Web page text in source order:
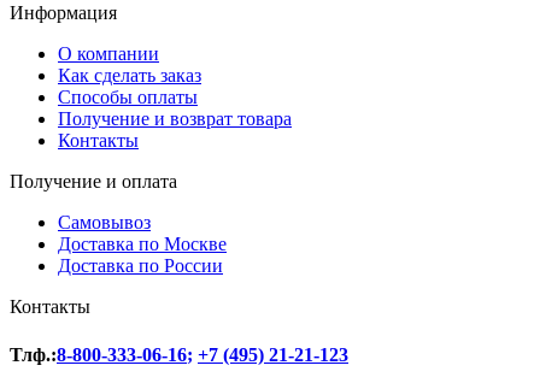
Информация
О компании
Как сделать заказ
Способы оплаты
Получение и возврат товара
Контакты
Получение и оплата
Самовывоз
Доставка по Москве
Доставка по России
Контакты
Тлф.:8-800-333-06-16; +7 (495) 21-21-123